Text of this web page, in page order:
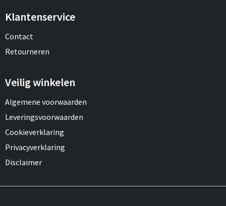
Klantenservice
Contact
Retourneren
Veilig winkelen
Algemene voorwaarden
Leveringsvoorwaarden
Cookieverklaring
Privacyverklaring
Disclaimer